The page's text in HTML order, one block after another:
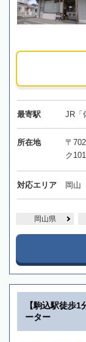
最寄駅 JR「
所在地
〒
ク101
対応エリア 岡山
岡山県
【駒込駅徒歩
ーター